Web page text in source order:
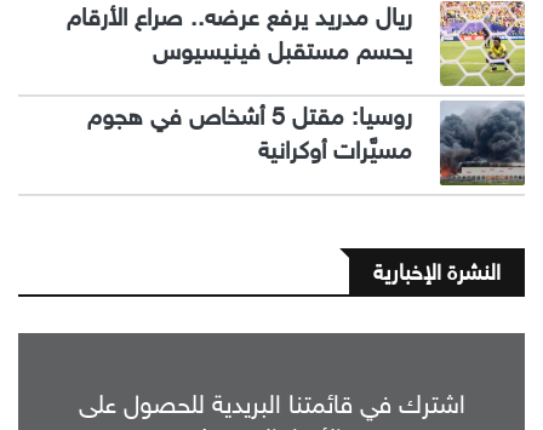
ريال مدريد يرفع عرضه.. صراع الأرقام
يحسم مستقبل فينيسيوس
روسيا: مقتل 5 أشخاص في هجوم
مسيَّرات أوكرانية
النشرة الإخبارية
اشترك في قائمتنا البريدية للحصول على